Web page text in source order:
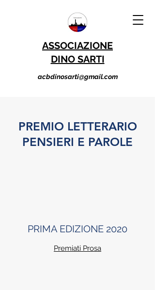
ASSOCIAZIONE
DINO SARTI
acbdinosarti@gmail.com
PREMIO LETTERARIO
PENSIERI E PAROLE
PRIMA EDIZIONE 2020
Premiati Prosa